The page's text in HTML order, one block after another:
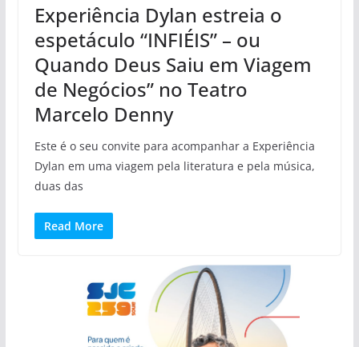
Experiência Dylan estreia o
espetáculo “INFIÉIS” – ou
Quando Deus Saiu em Viagem
de Negócios” no Teatro
Marcelo Denny
Este é o seu convite para acompanhar a Experiência
Dylan em uma viagem pela literatura e pela música,
duas das
Read More